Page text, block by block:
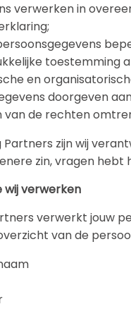
verwerken in
toestemming
en
doorgeven
van de rechten
zijn wij
zin, vragen
wij verwerken
verwerkt jouw
van de